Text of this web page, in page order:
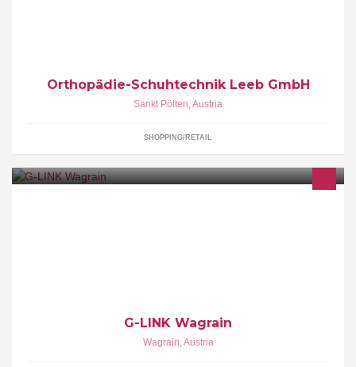
Orthopädie-Schuhtechnik Leeb GmbH
Sankt Pölten,Austria
SHOPPING/RETAIL
G-LINK Wagrain
Wagrain,Austria